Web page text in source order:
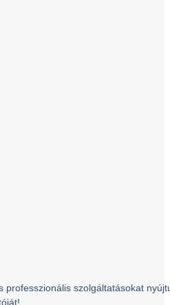
professzionális szolgáltatásokat